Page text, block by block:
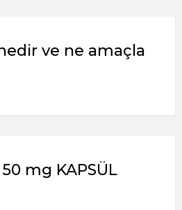
ve ne amaçla
50 mg KAPSÜL